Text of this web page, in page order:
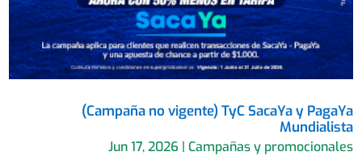
(Campaña no vigente) TyC SacaYa y PagaYa
Mundialista
Jun 17, 2026 | Campañas y promocionales